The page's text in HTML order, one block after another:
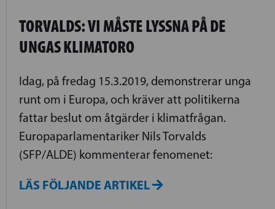
TORVALDS: VI MÅSTE LYSSNA PÅ DE
UNGAS KLIMATORO
Idag, på fredag 15.3.2019, demonstrerar unga
runt om i Europa, och kräver att politikerna
fattar beslut om åtgärder i klimatfrågan.
Europaparlamentariker Nils Torvalds
(SFP/ALDE) kommenterar fenomenet:
LÄS FÖLJANDE ARTIKEL